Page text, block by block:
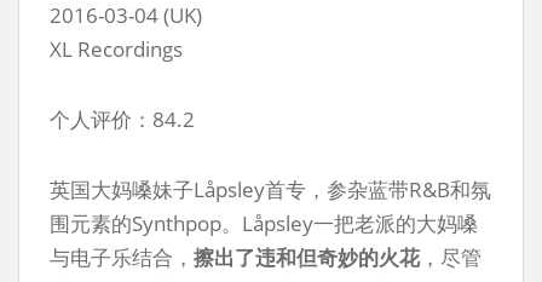
2016-03-04 (UK)
XL Recordings
个人评价：84.2
英国大妈嗓妹子Låpsley首专，参杂蓝带R&B和氛
围元素的Synthpop。Låpsley一把老派的大妈嗓
与电子乐结合， 擦出了违和但奇妙的火花，尽管